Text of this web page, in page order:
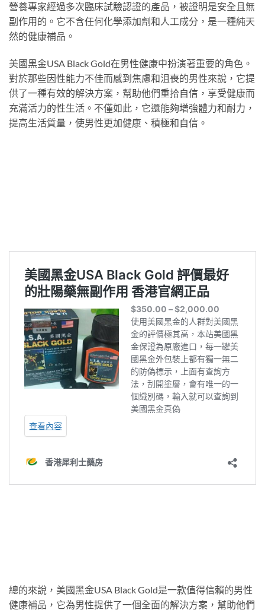
營養專家經過多次臨床試驗認證的產品，被證明是安全且無
副作用的。它不含任何化學添加劑和人工成分，是一種純天
然的健康補品。
美國黑金USA Black Gold在男性健康中扮演著重要的角色。
對於那些因性能力不佳而感到焦慮和沮喪的男性來說，它提
供了一種有效的解決方案，幫助他們重拾自信，享受健康而
充滿活力的性生活。不僅如此，它還能夠增強體力和耐力，
提高生活質量，使男性更加健康、積極和自信。
總的來說，美國黑金USA Black Gold是一款值得信賴的男性
健康補品，它為男性提供了一個全面的解決方案，幫助他們